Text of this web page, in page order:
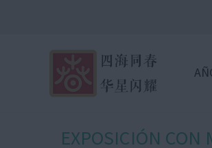
EXPOSICIÓN CON